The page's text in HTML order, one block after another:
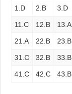
1.D 2.B 3.D
11.C 12.B 13.A
21.A 22.B 23.B
31.C 32.B 33.B
41.C 42.C 43.B